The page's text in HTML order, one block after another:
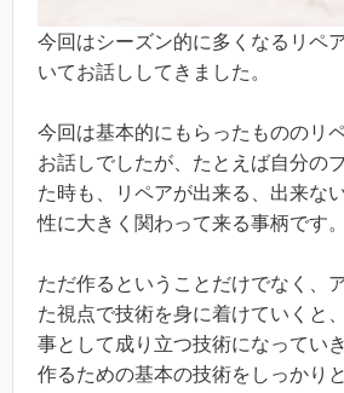
今回はシーズン的に多くなるリペ
いてお話ししてきました。
今回は基本的にもらったもののリ
お話しでしたが、たとえば自分の
た時も、リペアが出来る、出来な
性に大きく関わって来る事柄です。
ただ作るということだけでなく、
た視点で技術を身に着けていくと
事として成り立つ技術になっていき
作るための基本の技術をしっかり